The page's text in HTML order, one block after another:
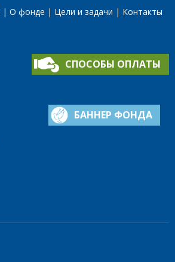
О фонде Цели и задачи Контакты
СПОСОБЫ ОПЛАТЫ
БАННЕР ФОНДА